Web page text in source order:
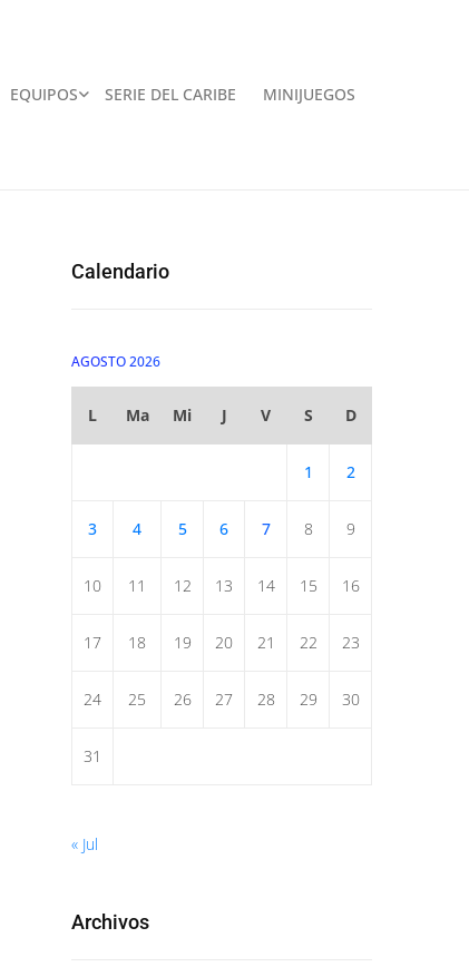
EQUIPOS SERIE DEL CARIBE MINIJUEGOS
Calendario
AGOSTO 2026
L Ma Mi J V S D
1 2
3 4 5 6 7 8 9
10 11 12 13 14 15 16
17 18 19 20 21 22 23
24 25 26 27 28 29 30
31
« Jul
Archivos